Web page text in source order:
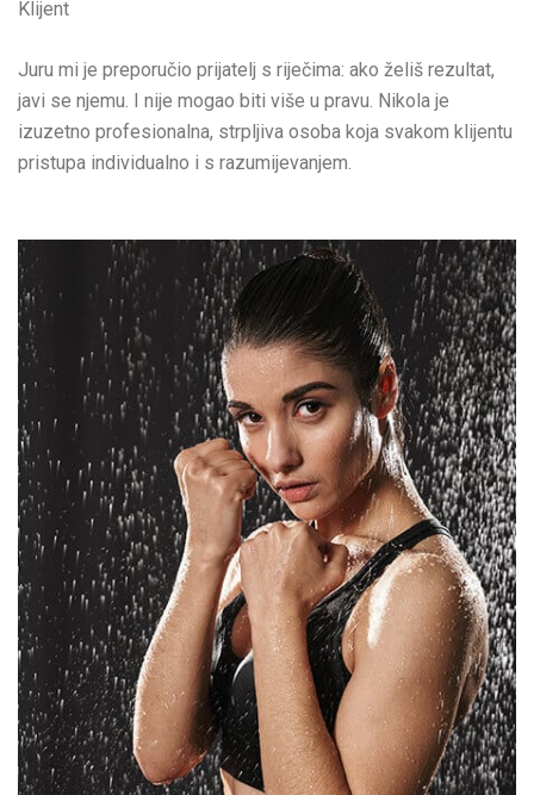
Klijent
Juru mi je preporučio prijatelj s riječima: ako želiš rezultat,
javi se njemu. I nije mogao biti više u pravu. Nikola je
izuzetno profesionalna, strpljiva osoba koja svakom klijentu
pristupa individualno i s razumijevanjem.